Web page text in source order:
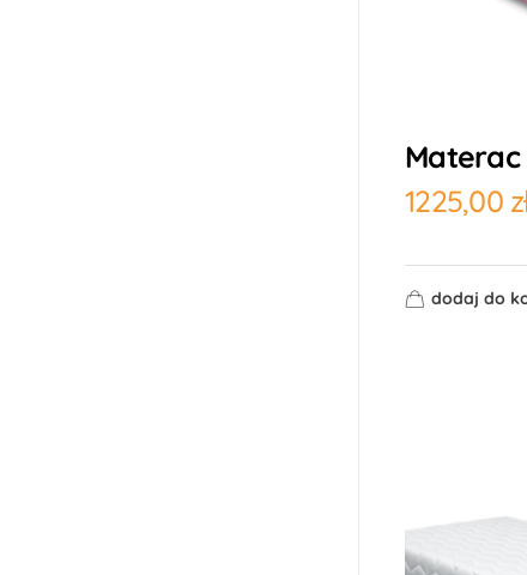
Materac
1225,00
dodaj do